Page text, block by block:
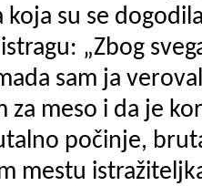
su se
„Zbog
sam ja
meso i da je
počinje,
mestu